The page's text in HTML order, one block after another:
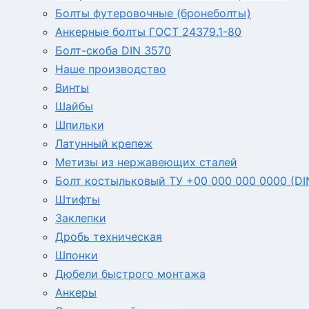
Болты футеровочные (бронеболты)
Анкерные болты ГОСТ 24379.1-80
Болт-скоба DIN 3570
Наше производство
Винты
Шайбы
Шпильки
Латунный крепеж
Метизы из нержавеющих сталей
Болт костыльковый ТУ +00 000 000 0000
Штифты
Заклепки
Дробь техническая
Шпонки
Дюбели быстрого монтажа
Анкеры